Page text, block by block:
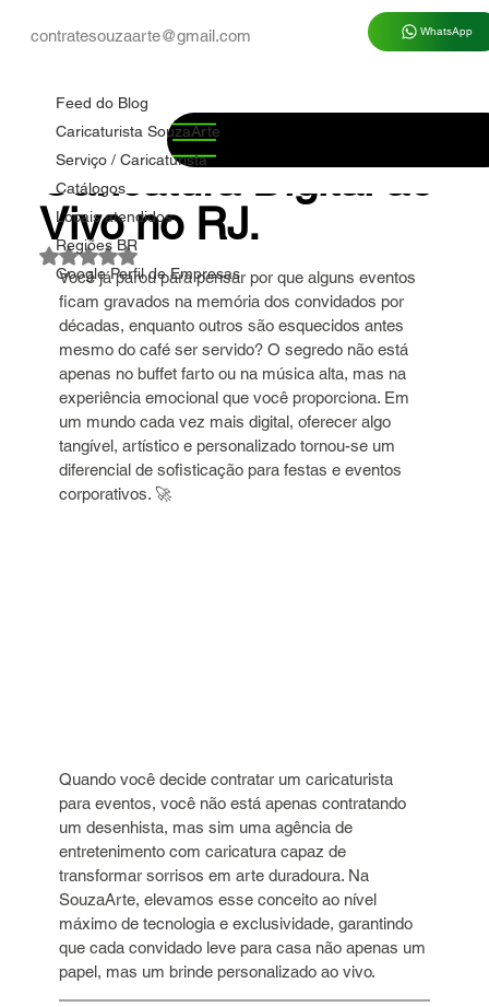
contratesouzaarte@gmail.com WhatsApp
Feed do Blog
Caricaturista SouzaArte
Serviço / Caricaturista
Catálogos
Locais atendidos
Regiões BR
Google Perfil de Empresas
✅ Artista de
Caricatura Digital ao
Vivo no RJ.
Marco Souza
Avaliado com NaN de 5 estrelas.
Você já parou para pensar por que alguns eventos
ficam gravados na memória dos convidados por
décadas, enquanto outros são esquecidos antes
mesmo do café ser servido? O segredo não está
apenas no buffet farto ou na música alta, mas na
experiência emocional que você proporciona. Em
um mundo cada vez mais digital, oferecer algo
tangível, artístico e personalizado tornou-se um
diferencial de sofisticação para festas e eventos
corporativos. 🚀
Quando você decide contratar um caricaturista
para eventos, você não está apenas contratando
um desenhista, mas sim uma agência de
entretenimento com caricatura capaz de
transformar sorrisos em arte duradoura. Na
SouzaArte, elevamos esse conceito ao nível
máximo de tecnologia e exclusividade, garantindo
que cada convidado leve para casa não apenas um
papel, mas um brinde personalizado ao vivo.